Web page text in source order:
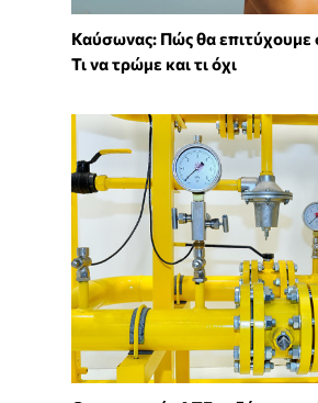
Καύσωνας: Πώς θα
Τι να τρώμε και τι όχι